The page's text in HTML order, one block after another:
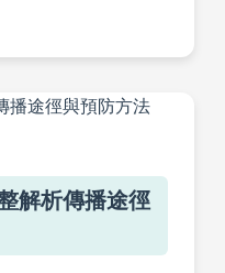
解析傳播途徑